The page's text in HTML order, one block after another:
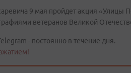
9 мая пройдет акция «Улицы
ветеранов Великой
- постоянно в течение дня.